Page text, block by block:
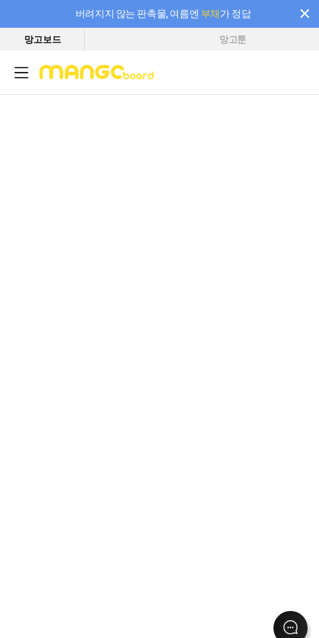
버려지지 않는 판촉물, 여름엔 부채가 정답
필요한 만큼 충전하고 끊김 없이 작업하세요! 새로워진 AI 부스터 요금제
망고보드 망고툰